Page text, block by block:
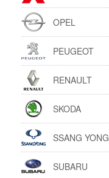
OPEL
PEUGEOT
RENAULT
SKODA
SSANG YONG
SUBARU